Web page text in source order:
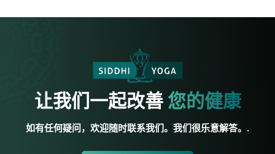
让我们一起改善 您的健康
如有任何疑问，欢迎随时联系我们。我们很乐意解答。.